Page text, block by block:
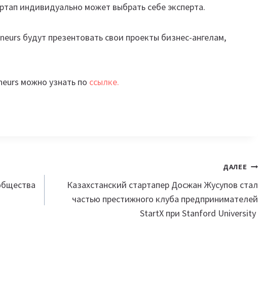
индивидуально может выбрать себе эксперта.
будут презентовать свои проекты бизнес-ангелам,
можно узнать по ссылке.
ДАЛЕЕ
Казахстанский стартапер Досжан Жусупов стал
частью престижного клуба предпринимателей
StartX при Stanford University